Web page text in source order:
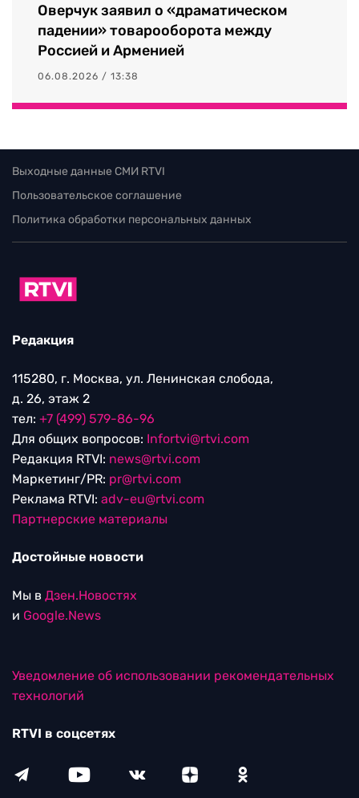
Оверчук заявил о «драматическом
падении» товарооборота между
Россией и Арменией
06.08.2026 / 13:38
Выходные данные СМИ RTVI
Пользовательское соглашение
Политика обработки персональных данных
Редакция
115280, г. Москва, ул. Ленинская слобода,
д. 26, этаж 2
тел: +7 (499) 579-86-96
Для общих вопросов: Infortvi@rtvi.com
Редакция RTVI: news@rtvi.com
Маркетинг/PR: pr@rtvi.com
Реклама RTVI: adv-eu@rtvi.com
Партнерские материалы
Достойные новости
Мы в Дзен.Новостях
и Google.News
Уведомление об использовании рекомендательных
технологий
RTVI в соцсетях